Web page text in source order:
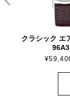
クラシック エ
¥